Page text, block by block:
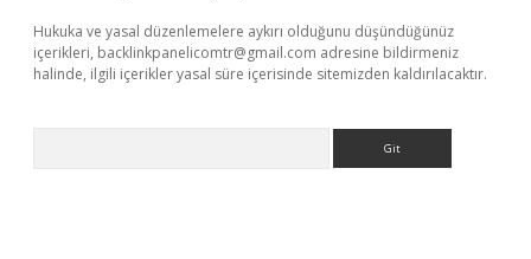
Hukuka ve yasal düzenlemelere aykırı olduğunu düşündüğünüz
içerikleri, backlinkpanelicomtr@gmail.com adresine bildirmeniz
halinde, ilgili içerikler yasal süre içerisinde sitemizden kaldırılacaktır.